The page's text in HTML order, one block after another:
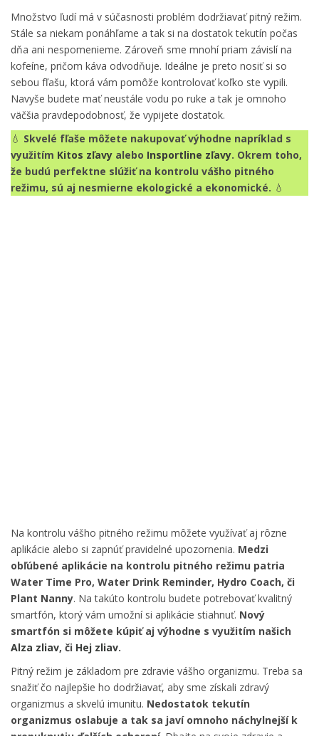
Množstvo ľudí má v súčasnosti problém dodržiavať pitný režim.
Stále sa niekam ponáhľame a tak si na dostatok tekutín počas
dňa ani nespomenieme. Zároveň sme mnohí priam závislí na
kofeíne, pričom káva odvodňuje. Ideálne je preto nosiť si so
sebou fľašu, ktorá vám pomôže kontrolovať koľko ste vypili.
Navyše budete mať neustále vodu po ruke a tak je omnoho
väčšia pravdepodobnosť, že vypijete dostatok.
💧 Skvelé fľaše môžete nakupovať výhodne napríklad s
využitím Kitos zľavy alebo Insportline zľavy. Okrem toho,
že budú perfektne slúžiť na kontrolu vášho pitného
režimu, sú aj nesmierne ekologické a ekonomické. 💧
Na kontrolu vášho pitného režimu môžete využívať aj rôzne
aplikácie alebo si zapnúť pravidelné upozornenia. Medzi
obľúbené aplikácie na kontrolu pitného režimu patria
Water Time Pro, Water Drink Reminder, Hydro Coach, či
Plant Nanny. Na takúto kontrolu budete potrebovať kvalitný
smartfón, ktorý vám umožní si aplikácie stiahnuť. Nový
smartfón si môžete kúpiť aj výhodne s využitím našich
Alza zliav, či Hej zliav.
Pitný režim je základom pre zdravie vášho organizmu. Treba sa
snažiť čo najlepšie ho dodržiavať, aby sme získali zdravý
organizmus a skvelú imunitu. Nedostatok tekutín
organizmus oslabuje a tak sa javí omnoho náchylnejší k